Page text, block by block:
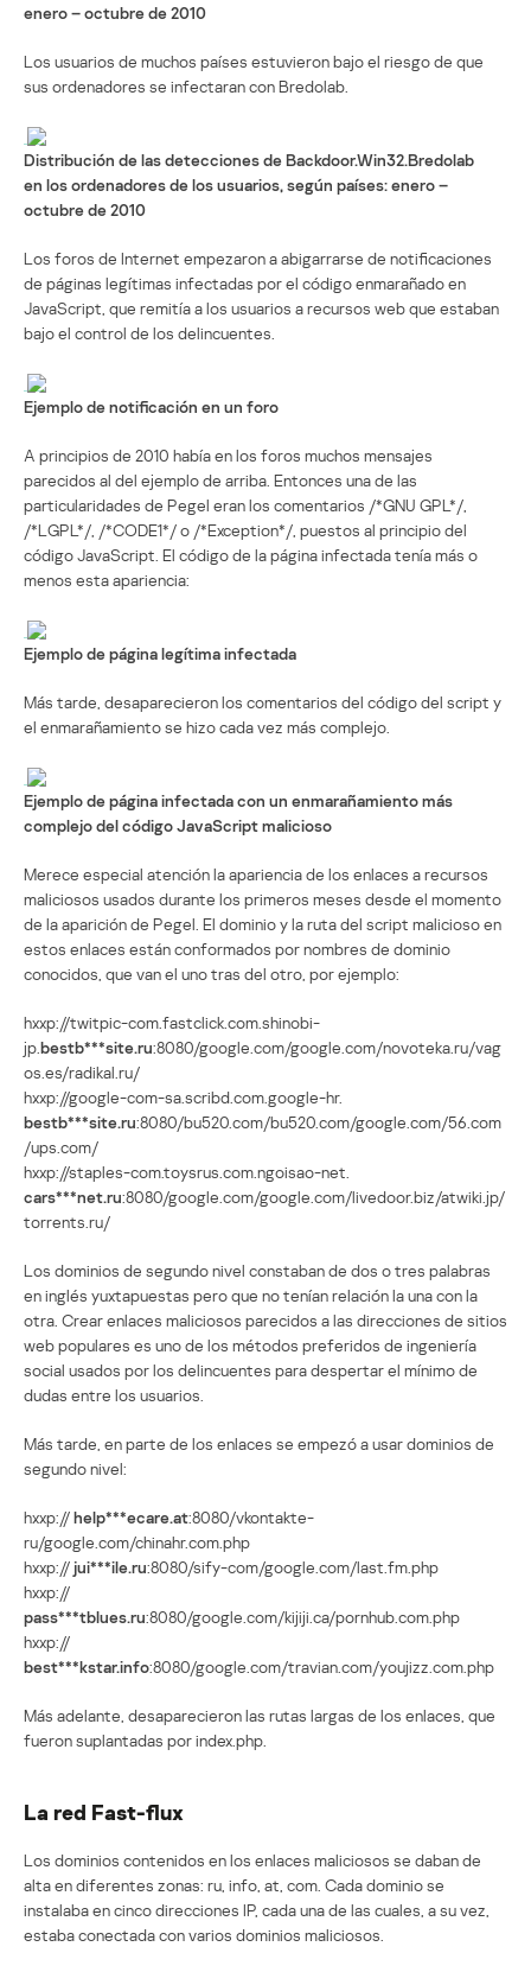
enero – octubre de 2010
Los usuarios de muchos países estuvieron bajo el riesgo de que
sus ordenadores se infectaran con Bredolab.
Distribución de las detecciones de Backdoor.Win32.Bredolab
en los ordenadores de los usuarios, según países: enero –
octubre de 2010
Los foros de Internet empezaron a abigarrarse de notificaciones
de páginas legítimas infectadas por el código enmarañado en
JavaScript, que remitía a los usuarios a recursos web que estaban
bajo el control de los delincuentes.
Ejemplo de notificación en un foro
A principios de 2010 había en los foros muchos mensajes
parecidos al del ejemplo de arriba. Entonces una de las
particularidades de Pegel eran los comentarios /*GNU GPL*/,
/*LGPL*/, /*CODE1*/ o /*Exception*/, puestos al principio del
código JavaScript. El código de la página infectada tenía más o
menos esta apariencia:
Ejemplo de página legítima infectada
Más tarde, desaparecieron los comentarios del código del script y
el enmarañamiento se hizo cada vez más complejo.
Ejemplo de página infectada con un enmarañamiento más
complejo del código JavaScript malicioso
Merece especial atención la apariencia de los enlaces a recursos
maliciosos usados durante los primeros meses desde el momento
de la aparición de Pegel. El dominio y la ruta del script malicioso en
estos enlaces están conformados por nombres de dominio
conocidos, que van el uno tras del otro, por ejemplo:
hxxp://twitpic-com.fastclick.com.shinobi-
jp.bestb***site.ru:8080/google.com/google.com/novoteka.ru/vag
os.es/radikal.ru/
hxxp://google-com-sa.scribd.com.google-hr.
bestb***site.ru:8080/bu520.com/bu520.com/google.com/56.com
/ups.com/
hxxp://staples-com.toysrus.com.ngoisao-net.
cars***net.ru:8080/google.com/google.com/livedoor.biz/atwiki.jp/
torrents.ru/
Los dominios de segundo nivel constaban de dos o tres palabras
en inglés yuxtapuestas pero que no tenían relación la una con la
otra. Crear enlaces maliciosos parecidos a las direcciones de sitios
web populares es uno de los métodos preferidos de ingeniería
social usados por los delincuentes para despertar el mínimo de
dudas entre los usuarios.
Más tarde, en parte de los enlaces se empezó a usar dominios de
segundo nivel:
hxxp://help***ecare.at:8080/vkontakte-
ru/google.com/chinahr.com.php
hxxp://jui***ile.ru:8080/sify-com/google.com/last.fm.php
hxxp://
pass***tblues.ru:8080/google.com/kijiji.ca/pornhub.com.php
hxxp://
best***kstar.info:8080/google.com/travian.com/youjizz.com.php
Más adelante, desaparecieron las rutas largas de los enlaces, que
fueron suplantadas por index.php.
La red Fast-flux
Los dominios contenidos en los enlaces maliciosos se daban de
alta en diferentes zonas: ru, info, at, com. Cada dominio se
instalaba en cinco direcciones IP, cada una de las cuales, a su vez,
estaba conectada con varios dominios maliciosos.